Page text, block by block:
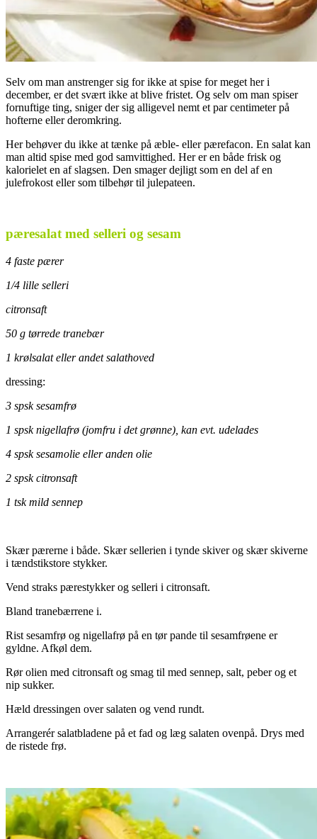
Selv om man anstrenger sig for ikke at spise for meget her i
december, er det svært ikke at blive fristet. Og selv om man spiser
fornuftige ting, sniger der sig alligevel nemt et par centimeter på
hofterne eller deromkring.
Her behøver du ikke at tænke på æble- eller pærefacon. En salat kan
man altid spise med god samvittighed. Her er en både frisk og
kalorielet en af slagsen. Den smager dejligt som en del af en
julefrokost eller som tilbehør til julepateen.
pæresalat med selleri og sesam
4 faste pærer
1/4 lille selleri
citronsaft
50 g tørrede tranebær
1 krølsalat eller andet salathoved
dressing:
3 spsk sesamfrø
1 spsk nigellafrø (jomfru i det grønne), kan evt. udelades
4 spsk sesamolie eller anden olie
2 spsk citronsaft
1 tsk mild sennep
Skær pærerne i både. Skær sellerien i tynde skiver og skær skiverne
i tændstikstore stykker.
Vend straks pærestykker og selleri i citronsaft.
Bland tranebærrene i.
Rist sesamfrø og nigellafrø på en tør pande til sesamfrøene er
gyldne. Afkøl dem.
Rør olien med citronsaft og smag til med sennep, salt, peber og et
nip sukker.
Hæld dressingen over salaten og vend rundt.
Arrangerér salatbladene på et fad og læg salaten ovenpå. Drys med
de ristede frø.